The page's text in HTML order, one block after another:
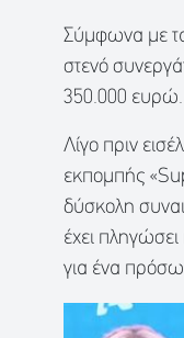
Σύμφωνα με τα
στενό
350.000 ευρώ.
Λίγο πριν
εκπομπής
δύσκολη
έχει πληγώσει
για ένα